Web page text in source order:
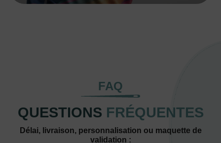
FAQ
QUESTIONS FRÉQUENTES
Délai, livraison, personnalisation ou maquette de
validation :